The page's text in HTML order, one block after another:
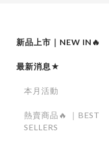
新品上市｜NEW IN🔥
最新消息★
本月活動
熱賣商品🔥 ｜BEST
SELLERS